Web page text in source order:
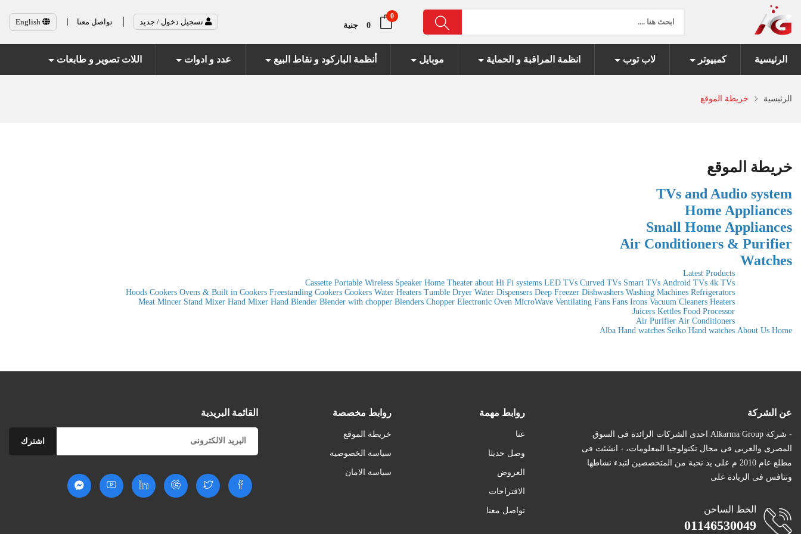
0 جنية تسجيل دخول / جديد تواصل معنا
الرئيسية كمبيوتر لاب توب انظمة المراقبة و الحماية موبايل أنظمة الباركود و نقاط البيع عدد و ادوات اللات تصوير و طابعات
الرئيسية خريطة الموقع
خريطة الموقع
TVs and Audio system
Home Appliances
Small Home Appliances
Air Conditioners & Purifier
Watches
Home
About Us
Latest Products
4k TVs
Android TVs
Smart TVs
Curved TVs
LED TVs
Hi Fi systems
about
Home Theater
Portable Wireless Speaker
Cassette
Refrigerators
Washing Machines
Dishwashers
Deep Freezer
Water Dispensers
Tumble Dryer
Water Heaters
Cookers
Freestanding Cookers
Ovens & Built in Cookers
Hoods Cookers
Heaters
Vacuum Cleaners
Irons
Fans
Ventilating Fans
MicroWave
Electronic Oven
Chopper
Blenders
Blender with chopper
Hand Blender
Hand Mixer
Stand Mixer
Meat Mincer
Food Processor
Kettles
Juicers
Air Conditioners
Air Purifier
Seiko Hand watches
Alba Hand watches
عن الشركة
- شركة Alkarma Group احدى الشركات الرائدة فى السوق
المصرى والعربى فى مجال تكنولوجيا المعلومات، - انشئت فى
مطلع عام 2010 م على يد نخبة من المتخصصين لتبدء نشاطها
وتنافس فى الريادة على
الخط الساخن
01146530049
روابط مهمة
عنا
وصل حديثا
العروض
الاقتراحات
تواصل معنا
روابط مخصصة
خريطة الموقع
سياسة الخصوصية
سياسة الامان
القائمة البريدية